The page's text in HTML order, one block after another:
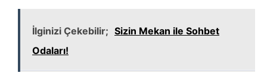
İlginizi Çekebilir; Sizin Mekan ile Sohbet
Odaları!